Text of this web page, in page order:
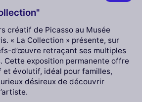
créatif de Picasso au Musée
« La Collection » présente, sur
d’œuvre retraçant ses multiples
Cette exposition permanente offre
et évolutif, idéal pour familles,
désireux de découvrir